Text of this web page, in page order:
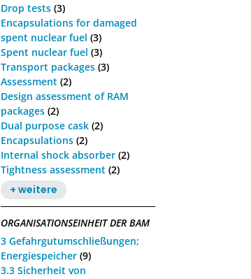
Drop tests (3)
Encapsulations for damaged
spent nuclear fuel (3)
Spent nuclear fuel (3)
Transport packages (3)
Assessment (2)
Design assessment of RAM
packages (2)
Dual purpose cask (2)
Encapsulations (2)
Internal shock absorber (2)
Tightness assessment (2)
+ weitere
ORGANISATIONSEINHEIT DER BAM
3 Gefahrgutumschließungen;
Energiespeicher (9)
3.3 Sicherheit von